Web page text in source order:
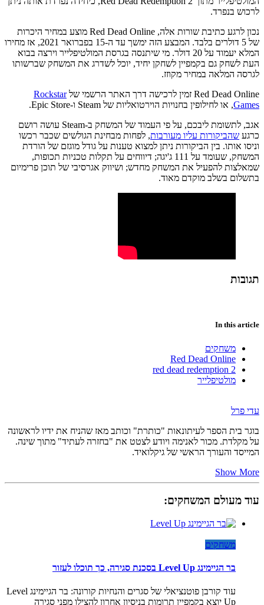
לרכוש בנפרד.
נכון לרגע כתיבת שורות אלה, Red Dead Online מוצע במחיר היכרות
של 5 דולרים בלבד. המבצע הזה ימשך עד ה-15 בפברואר 2021, אז מחירו
המלא יעמוד על 20 דולר. מי שיתנסה בגרסת המולטיפלייר וירצה בבוא
העת לשחק גם בקמפיין לשחקן יחיד, יוכל לשדרג את המשחק שברשותו
לגרסה המלאה במחיר מקוזז.
Red Dead Online זמין לרכישה דרך האתר הרשמי של
Rockstar
Games, או לחילופין בחנויות הוירטואליות של Steam ו-Epic Store.
אגב, לתשומת ליבכם, על פי העמוד של המשחק ב-Steam עושה רושם
כרגע שהביקורות עליו מעורבות, לפחות מבחינת הגולשים שכבר רכשו
וניסו אותו. בין הביקורות ניתן למצוא טענות על גודל מוגזם של הורדת
המשחק, שעומד על 111 ג'יגה; דיווחים על תקלות טכניות תכופות,
שמאלצות להפעיל את המשחק מחדש; ושיווק אגרסיבי של תוכן פרימיום
בתשלום בשלב מוקדם מאוד.
תגובות
In this article
משחקים
Red Dead Online
red dead redemption 2
מולטיפלייר
עדי פרל
בוגר בית הספר לעיתונאות "כותרת" וכותב מאז שהניח את ידיו לראשונה
על מקלדת. מכור לאנימה ויודע לצטט את "בחזרה לעתיד" מתוך שינה.
המייסד והעורך הראשי של גיקלואיד.
Show More
עוד מעולם המשחקים:
משחקים
בר הגיימינג Level Up בסכנת סגירה, כך תוכלו לעזור
עוד קורבן פוטנציאלי של סגרים והנחיות קורונה: בר הגיימינג Level
Up יוצא בקמפיין תרומות בניסיון אחרון להצילו מפני סגירה